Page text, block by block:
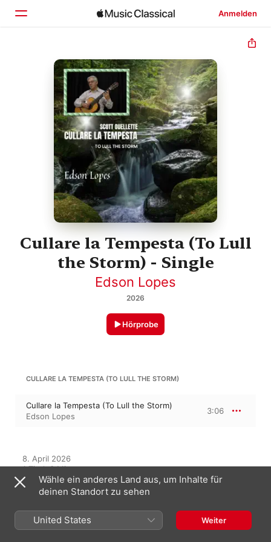
Anmelden
Startseite
Entdecken
Suchen
Cullare la Tempesta (To Lull
the Storm) - Single
Edson Lopes
2026
Hörprobe
CULLARE LA TEMPESTA (TO LULL THE STORM)
Cullare la Tempesta (To Lull the Storm)
Edson Lopes
3:06
8. April 2026
1 Titel, 3 Minuten
℗ 2026 Edson Lopes
Auf diesem Album
Wähle ein anderes Land aus, um Inhalte für
deinen Standort zu sehen
United States Weiter